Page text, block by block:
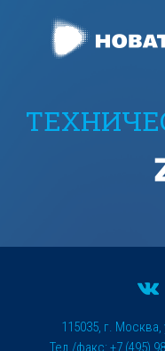
115035, г.
Тел./факс: +7 (495)